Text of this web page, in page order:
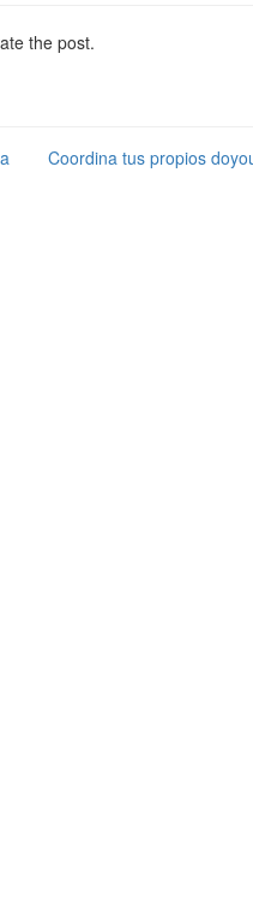
the post.
Coordina tus propios